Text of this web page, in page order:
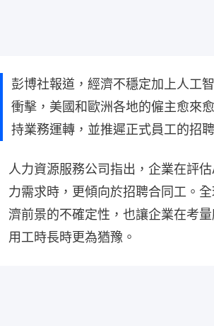
彭博社報道，經濟不穩定加上人工
衝擊，美國和歐洲各地的僱主愈來
持業務運轉，並推遲正式員工的招聘
人力資源服務公司指出，企業在評
力需求時，更傾向於招聘合同工。
濟前景的不確定性，也讓企業在考
用工時長時更為猶豫。